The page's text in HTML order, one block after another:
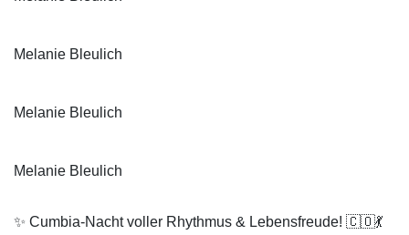
Melanie Bleulich
Melanie Bleulich
Melanie Bleulich
✨ Cumbia-Nacht voller Rhythmus & Lebensfreude! 🇨🇴💃